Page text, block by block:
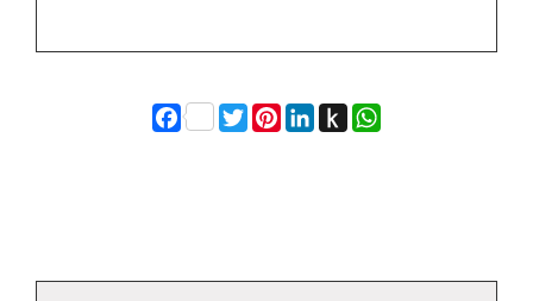
Facebook
Twitter
Pinterest
LinkedIn
Push
to
WhatsApp